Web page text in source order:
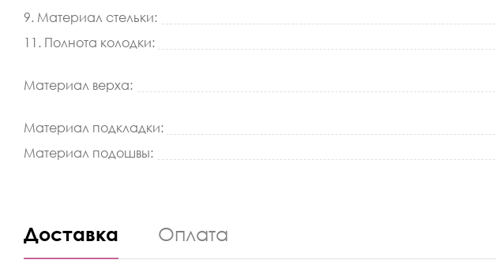
9. Материал стельки:
11. Полнота колодки:
Материал верха:
Материал подкладки:
Материал подошвы:
Доставка Оплата